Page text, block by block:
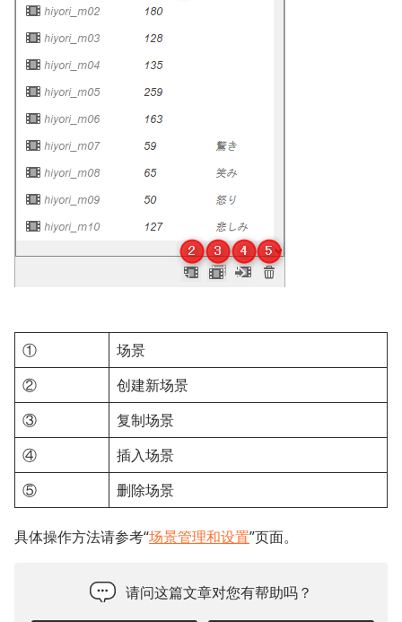
①
场景
②
创建新场景
③
复制场景
④
插入场景
⑤
删除场景
具体操作方法请参考“场景管理和设置”页面。
请问这篇文章对您有帮助吗？